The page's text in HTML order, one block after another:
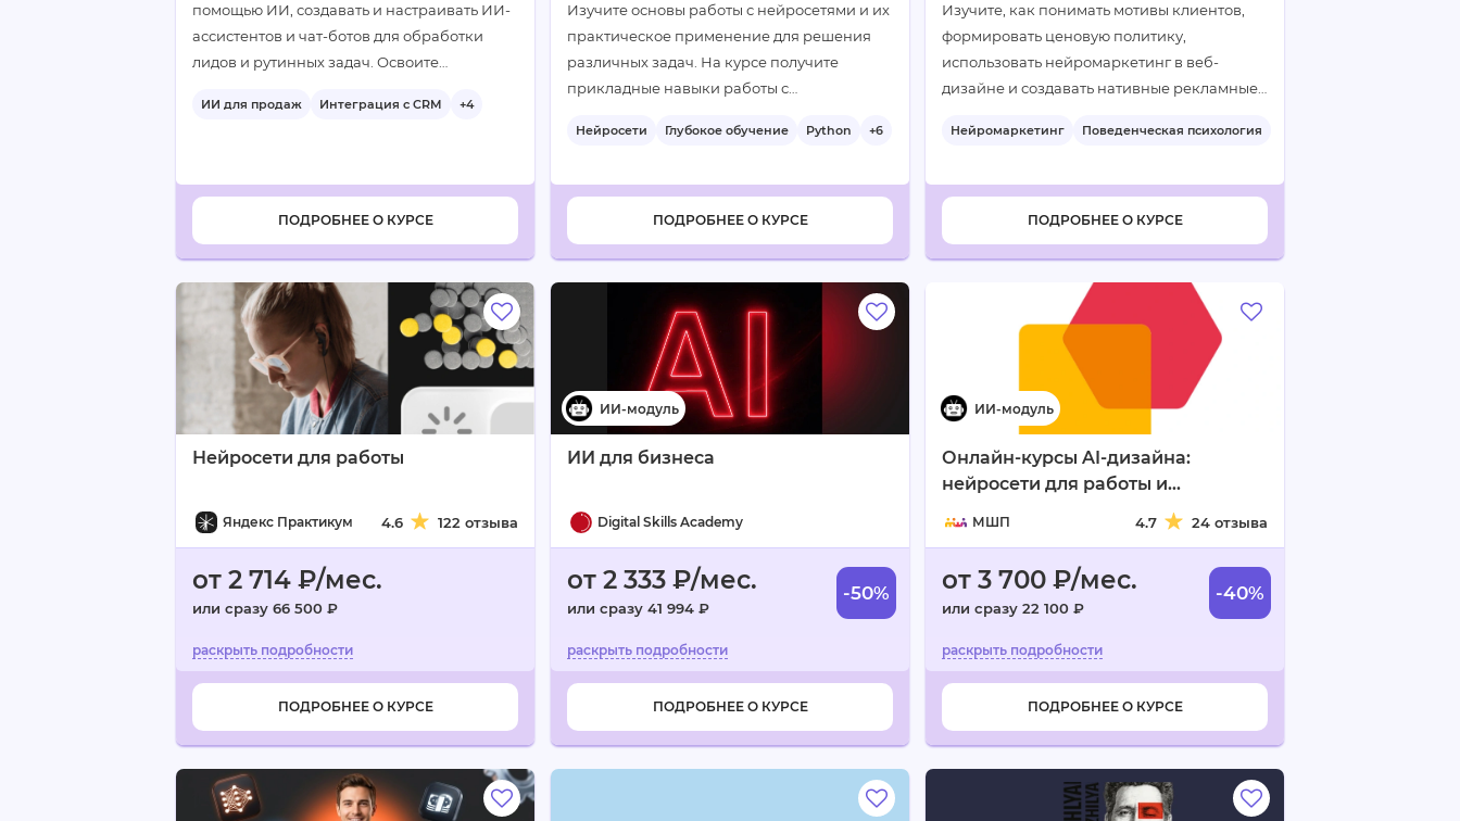
помощью ИИ, создавать и настраивать ИИ-
ассистентов и чат-ботов для обработки
лидов и рутинных задач. Освоите
CRM, анализ звонков и отчетность для
ИИ для продаж Интеграция с CRM +4
ПОДРОБНЕЕ О КУРСЕ
Изучите основы работы с нейросетями и их
практическое применение для решения
различных задач. На курсе получите
прикладные навыки работы с
Нейросети Глубокое обучение Python +6
ПОДРОБНЕЕ О КУРСЕ
Изучите, как понимать мотивы клиентов,
формировать ценовую политику,
использовать нейромаркетинг в веб-
дизайне и создавать нативные рекламные
Нейромаркетинг Поведенческая психология
ПОДРОБНЕЕ О КУРСЕ
Нейросети для работы
Яндекс Практикум 4.6 122 отзыва
от 2 714 ₽/мес.
или сразу 66 500 ₽
ПОДРОБНЕЕ О КУРСЕ
ИИ для бизнеса
Digital Skills Academy
от 2 333 ₽/мес.
или сразу 41 994 ₽
-50%
ПОДРОБНЕЕ О КУРСЕ
Онлайн-курсы AI-дизайна:
нейросети для работы и
МШП 4.7 24 отзыва
от 3 700 ₽/мес.
или сразу 22 100 ₽
-40%
ПОДРОБНЕЕ О КУРСЕ